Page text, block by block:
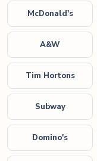
McDonald's
A&W
Tim Hortons
Subway
Domino's